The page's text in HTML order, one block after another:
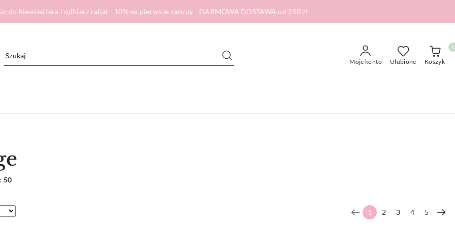
do Newslettera i odbierz rabat - 10% na pierwsze zakupy - DARMOWA DOSTAWA od 250 zł
Moje konto Ulubione Koszyk
0
50
1 2 3 4 5